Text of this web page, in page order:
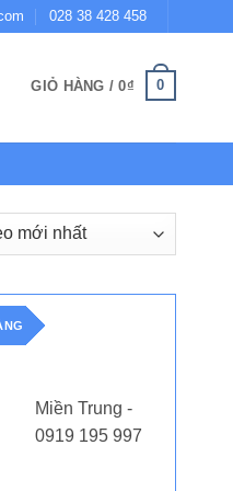
028 38 428 458
GIỎ HÀNG /0₫ 0
Miền Trung -
0919 195 997